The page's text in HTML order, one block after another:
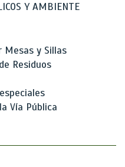
Y AMBIENTE
Mesas y Sillas
Residuos
Vía Pública